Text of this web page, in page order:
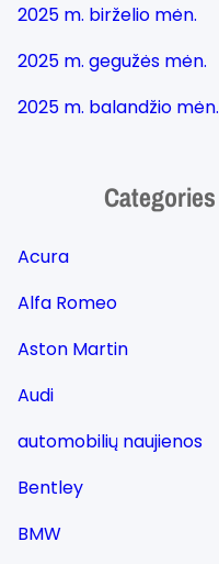
2025 m. birželio mėn.
2025 m. gegužės mėn.
2025 m. balandžio mėn.
Categories
Acura
Alfa Romeo
Aston Martin
Audi
automobilių naujienos
Bentley
BMW